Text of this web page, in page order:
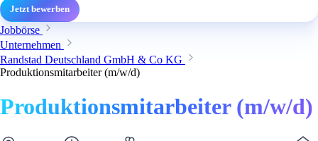
Jetzt bewerben
Jobbörse
Unternehmen
Randstad Deutschland GmbH & Co KG
Produktionsmitarbeiter (m/w/d)
Produktionsmitarbeiter (m/w/d)